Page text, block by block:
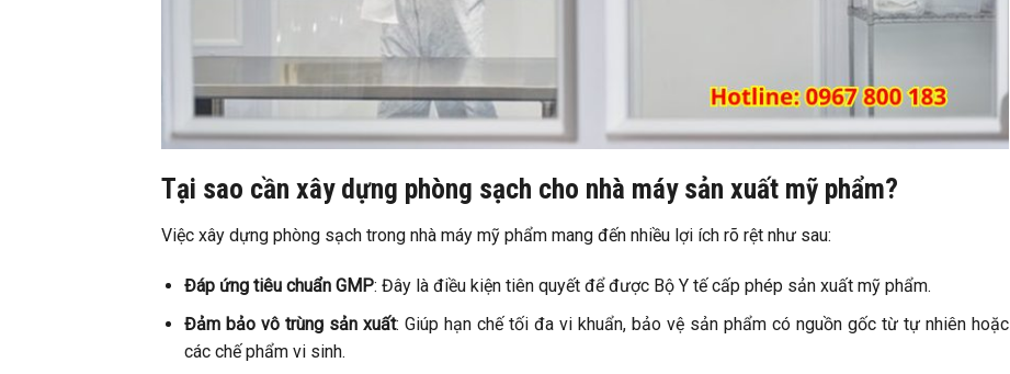
Tại sao cần xây dựng phòng sạch cho nhà máy sản xuất mỹ phẩm?
Việc xây dựng phòng sạch trong nhà máy mỹ phẩm mang đến nhiều lợi ích rõ rệt như sau:
Đáp ứng tiêu chuẩn GMP: Đây là điều kiện tiên quyết để được Bộ Y tế cấp phép sản xuất mỹ phẩm.
Đảm bảo vô trùng sản xuất: Giúp hạn chế tối đa vi khuẩn, bảo vệ sản phẩm có nguồn gốc từ tự nhiên hoặc
các chế phẩm vi sinh.